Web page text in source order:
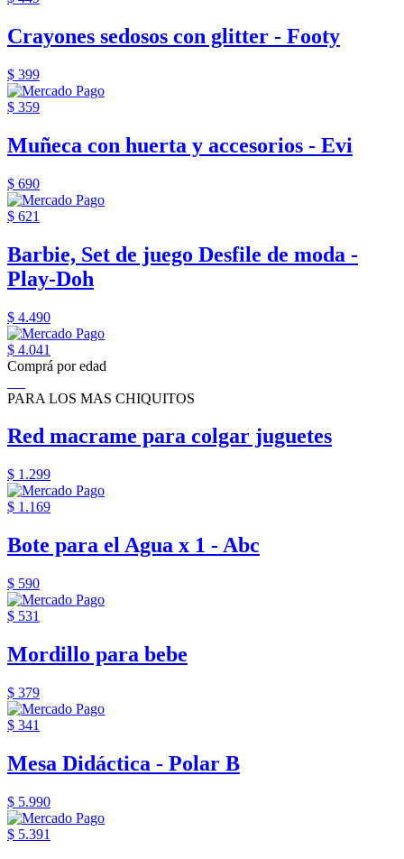
Crayones sedosos con glitter - Footy
$ 399
$ 359
Muñeca con huerta y accesorios - Evi
$ 690
$ 621
Barbie, Set de juego Desfile de moda -
Play-Doh
$ 4.490
$ 4.041
Comprá por edad
PARA LOS MAS CHIQUITOS
Red macrame para colgar juguetes
$ 1.299
$ 1.169
Bote para el Agua x 1 - Abc
$ 590
$ 531
Mordillo para bebe
$ 379
$ 341
Mesa Didáctica - Polar B
$ 5.990
$ 5.391